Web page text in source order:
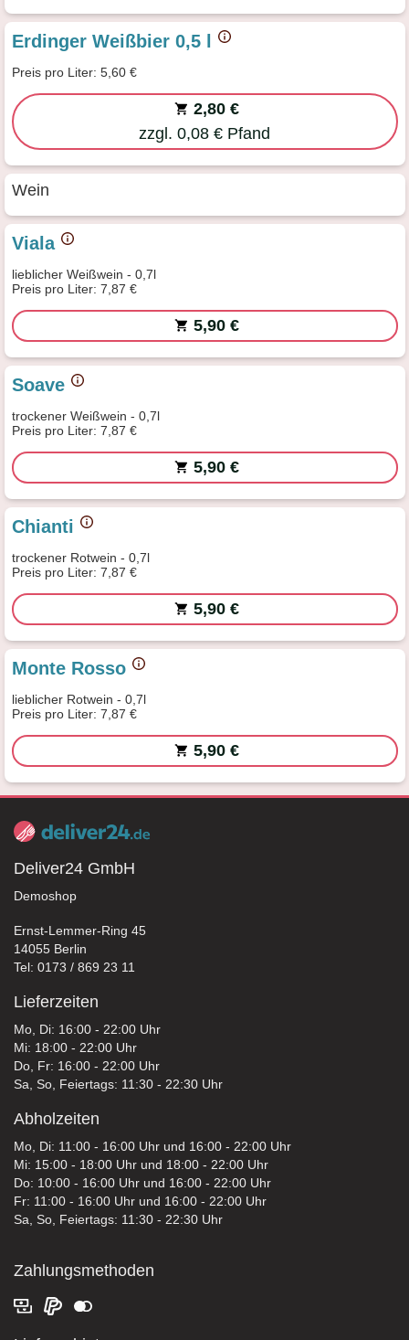
Erdinger Weißbier 0,5 l
Preis pro Liter: 5,60 €
2,80 €
zzgl. 0,08 € Pfand
Wein
Viala
lieblicher Weißwein - 0,7l
Preis pro Liter: 7,87 €
5,90 €
Soave
trockener Weißwein - 0,7l
Preis pro Liter: 7,87 €
5,90 €
Chianti
trockener Rotwein - 0,7l
Preis pro Liter: 7,87 €
5,90 €
Monte Rosso
lieblicher Rotwein - 0,7l
Preis pro Liter: 7,87 €
5,90 €
Deliver24 GmbH
Demoshop
Ernst-Lemmer-Ring 45
14055 Berlin
Tel: 0173 / 869 23 11
Lieferzeiten
Mo, Di: 16:00 - 22:00 Uhr
Mi: 18:00 - 22:00 Uhr
Do, Fr: 16:00 - 22:00 Uhr
Sa, So, Feiertags: 11:30 - 22:30 Uhr
Abholzeiten
Mo, Di: 11:00 - 16:00 Uhr und 16:00 - 22:00 Uhr
Mi: 15:00 - 18:00 Uhr und 18:00 - 22:00 Uhr
Do: 10:00 - 16:00 Uhr und 16:00 - 22:00 Uhr
Fr: 11:00 - 16:00 Uhr und 16:00 - 22:00 Uhr
Sa, So, Feiertags: 11:30 - 22:30 Uhr
Zahlungsmethoden